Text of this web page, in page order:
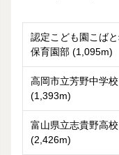
認定こども園こば
保育園部 (1,095m)
高岡市立芳野中学校
(1,393m)
富山県立志貴野高校
(2,426m)